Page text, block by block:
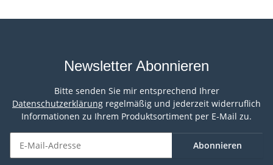
Newsletter Abonnieren
Bitte senden Sie mir entsprechend Ihrer
Datenschutzerklärung regelmäßig und jederzeit widerruflich
Informationen zu Ihrem Produktsortiment per E-Mail zu.
Abonnieren